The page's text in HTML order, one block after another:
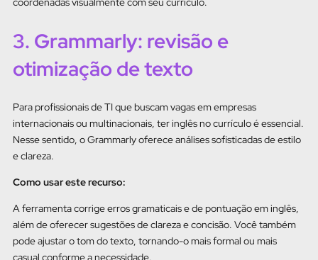
3. Grammarly: revisão e
otimização de texto
Para profissionais de TI que buscam vagas em empresas
internacionais ou multinacionais, ter inglês no currículo é essencial.
Nesse sentido, o Grammarly oferece análises sofisticadas de estilo
e clareza.
Como usar este recurso:
A ferramenta corrige erros gramaticais e de pontuação em inglês,
além de oferecer sugestões de clareza e concisão. Você também
pode ajustar o tom do texto, tornando-o mais formal ou mais
casual conforme a necessidade.